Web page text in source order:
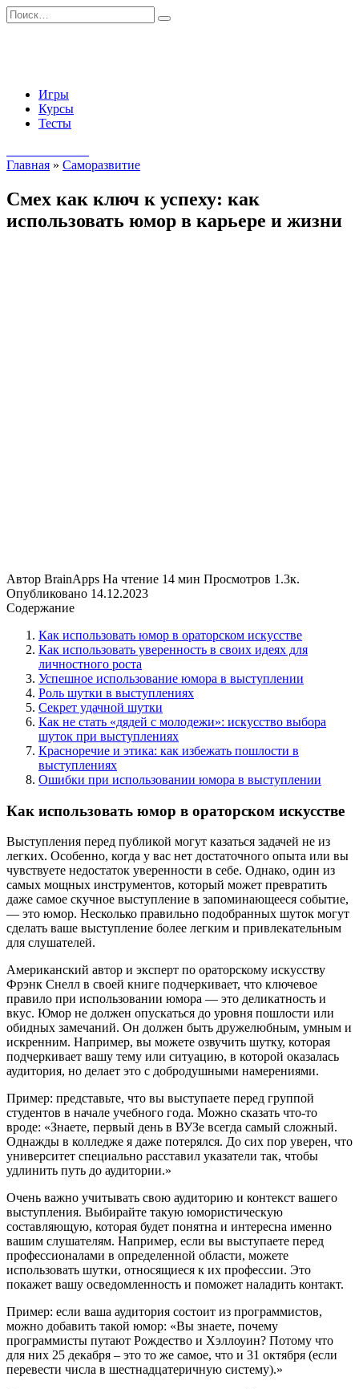
Перейти
к
Search
for:
Игры
Курсы
Тесты
Главная » Саморазвитие
Смех как ключ к успеху: как
использовать юмор в карьере и жизни
Автор BrainApps На чтение 14 мин Просмотров 1.3к.
Опубликовано 14.12.2023
Содержание
Как использовать юмор в ораторском искусстве
Как использовать уверенность в своих идеях для
личностного роста
Успешное использование юмора в выступлении
Роль шутки в выступлениях
Секрет удачной шутки
Как не стать «дядей с молодежи»: искусство выбора
шуток при выступлениях
Красноречие и этика: как избежать пошлости в
выступлениях
Ошибки при использовании юмора в выступлении
Как использовать юмор в ораторском искусстве
Выступления перед публикой могут казаться задачей не из
легких. Особенно, когда у вас нет достаточного опыта или вы
чувствуете недостаток уверенности в себе. Однако, один из
самых мощных инструментов, который может превратить
даже самое скучное выступление в запоминающееся событие,
— это юмор. Несколько правильно подобранных шуток могут
сделать ваше выступление более легким и привлекательным
для слушателей.
Американский автор и эксперт по ораторскому искусству
Фрэнк Снелл в своей книге подчеркивает, что ключевое
правило при использовании юмора — это деликатность и
вкус. Юмор не должен опускаться до уровня пошлости или
обидных замечаний. Он должен быть дружелюбным, умным и
искренним. Например, вы можете озвучить шутку, которая
подчеркивает вашу тему или ситуацию, в которой оказалась
аудитория, но делает это с добродушными намерениями.
Пример: представьте, что вы выступаете перед группой
студентов в начале учебного года. Можно сказать что-то
вроде: «Знаете, первый день в ВУЗе всегда самый сложный.
Однажды в колледже я даже потерялся. До сих пор уверен, что
университет специально расставил указатели так, чтобы
удлинить путь до аудитории.»
Очень важно учитывать свою аудиторию и контекст вашего
выступления. Выбирайте такую юмористическую
составляющую, которая будет понятна и интересна именно
вашим слушателям. Например, если вы выступаете перед
профессионалами в определенной области, можете
использовать шутки, относящиеся к их профессии. Это
покажет вашу осведомленность и поможет наладить контакт.
Пример: если ваша аудитория состоит из программистов,
можно добавить такой юмор: «Вы знаете, почему
программисты путают Рождество и Хэллоуин? Потому что
для них 25 декабря – это то же самое, что и 31 октября (если
перевести числа в шестнадцатеричную систему).»